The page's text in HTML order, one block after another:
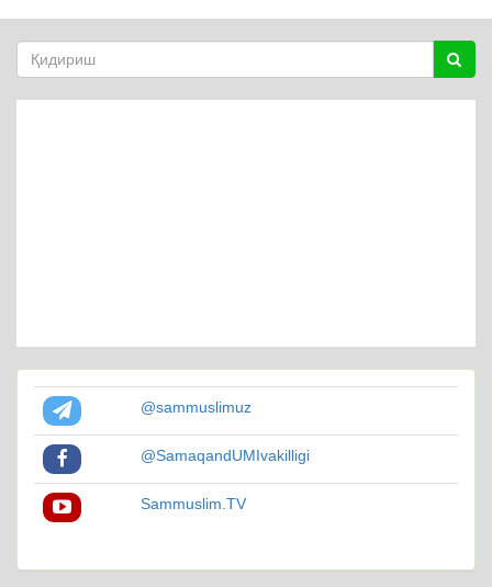
@sammuslimuz
@SamaqandUMIvakilligi
Sammuslim.TV